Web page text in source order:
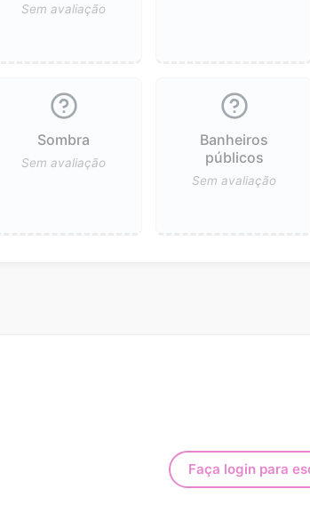
Sem avaliação
Sombra
Sem avaliação
Banheiros
públicos
Sem avaliação
Faça login para